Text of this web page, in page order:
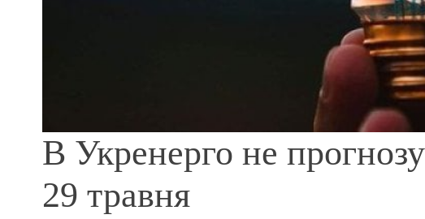
В Укренерго не
29 травня